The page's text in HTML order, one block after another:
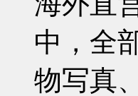
中，全
物写真